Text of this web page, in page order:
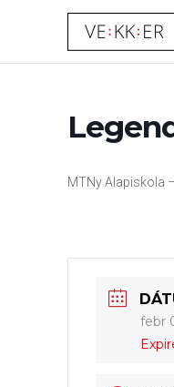
MTNy Alapiskola
febr